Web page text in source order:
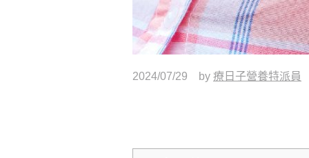
2024/07/29 by 療日子營養特派員